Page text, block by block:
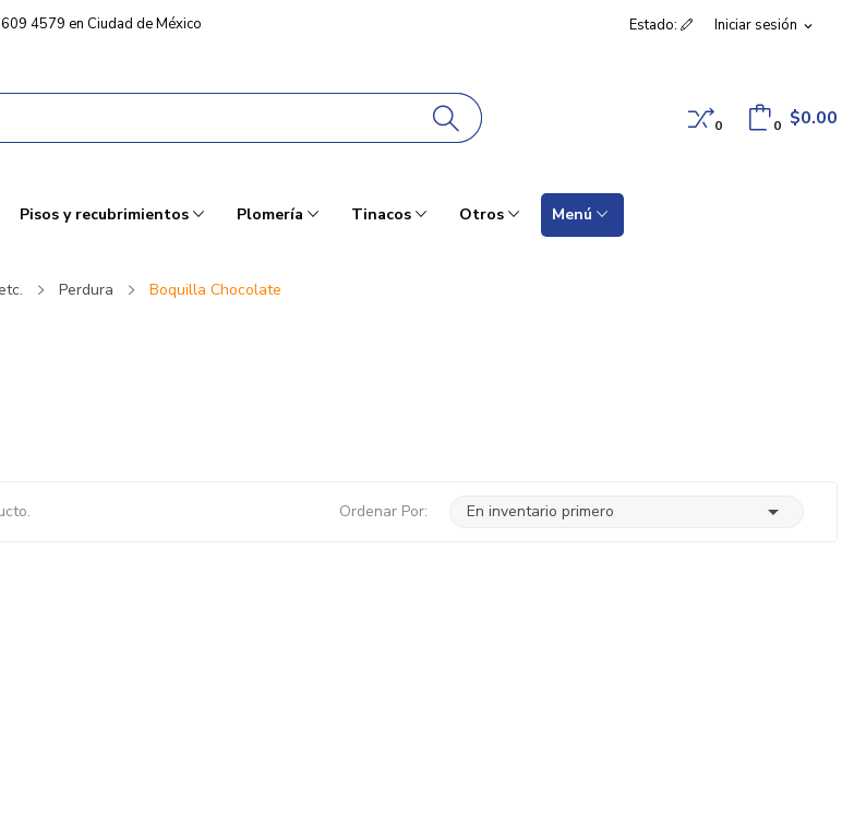
Iniciar sesión expand_more
4579 en Ciudad de México Estado:
0 $0.00
0
Pisos y recubrimientos Plomería Tinacos Otros Menú
Perdura Boquilla Chocolate
Ordenar Por: En inventario primero 